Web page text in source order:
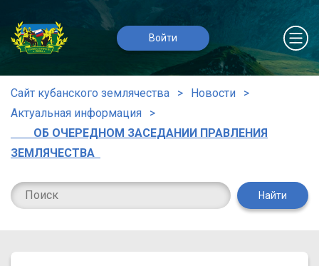
Войти
Сайт кубанского землячества
Новости
Актуальная информация
ОБ ОЧЕРЕДНОМ ЗАСЕДАНИИ ПРАВЛЕНИЯ
ЗЕМЛЯЧЕСТВА
Найти